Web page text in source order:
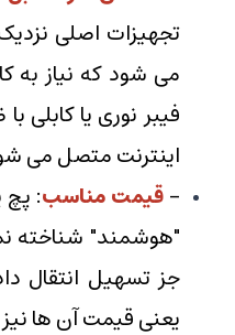
تجهیزات اصلی
می شود که نیاز به
فیبر نوری یا کابلی
اینترنت متصل می
-قیمت مناسب: پچ
"هوشمند" شناخته
جز تسهیل انتقال
یعنی قیمت آن ها